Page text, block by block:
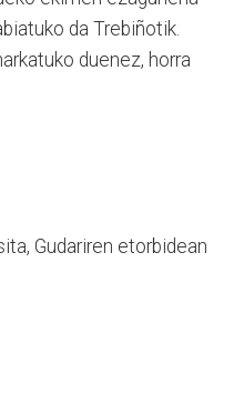
da Trebiñotik.
duenez, horra
Gudariren etorbidean